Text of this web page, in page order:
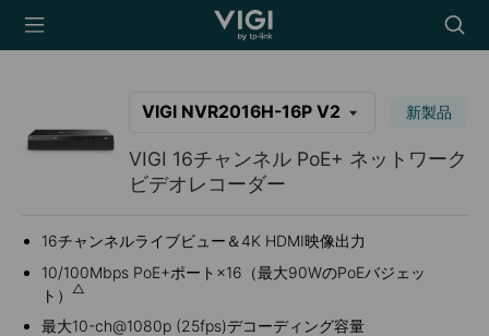
TP-Link, Reliably
icon
VIGI NVR2016H-16P V2 新製品
VIGI 16チャンネル PoE+ ネットワーク
ビデオレコーダー
16チャンネルライブビュー＆4K HDMI映像出力
10/100Mbps PoE+ポート×16（最大90WのPoEバジェッ
ト）
△
最大10-ch@1080p (25fps)デコーディング容量